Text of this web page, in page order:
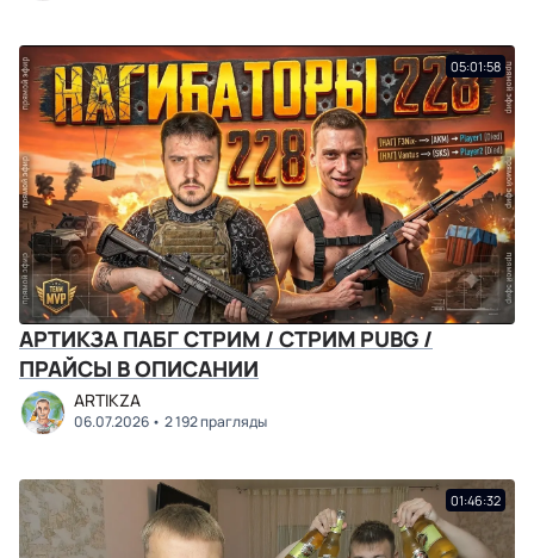
05:01:58
АРТИКЗА ПАБГ СТРИМ / СТРИМ PUBG /
ПРАЙСЫ В ОПИСАНИИ
ARTIKZA
06.07.2026 2 192 прагляды
01:46:32